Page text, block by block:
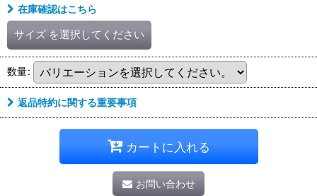
在庫確認はこちら
サイズ を選択してください
数量:
返品特約に関する重要事項
カートに入れる
お問い合わせ